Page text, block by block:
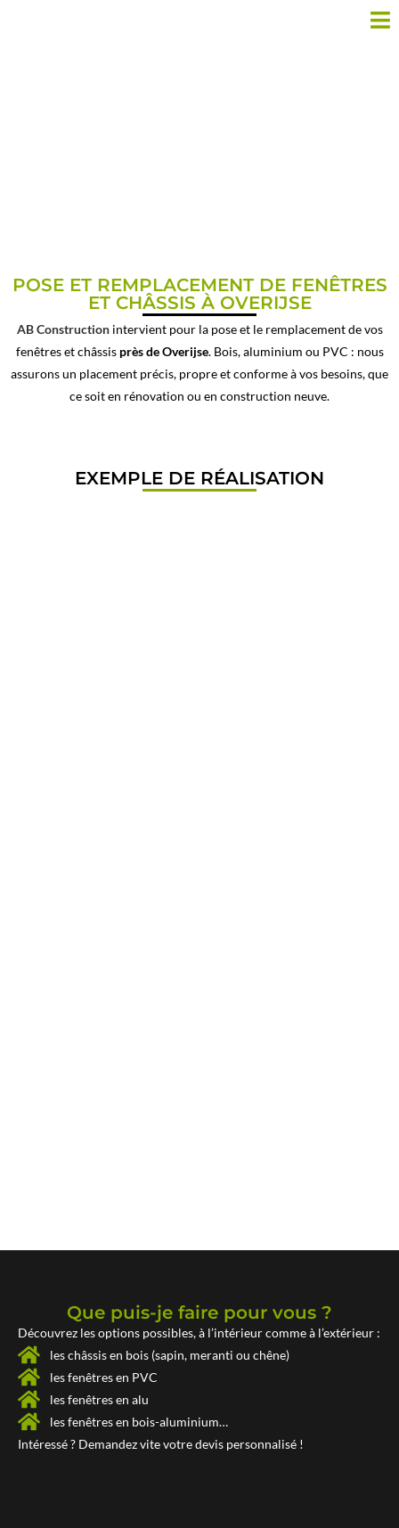
POSE DE PORTE ET CHÂSSIS
POSE ET REMPLACEMENT DE FENÊTRES
ET CHÂSSIS À OVERIJSE
AB Constructionintervient pour la pose et le remplacement de vos
fenêtres et châssis près de Overijse. Bois, aluminium ou PVC : nous
assurons un placement précis, propre et conforme à vos besoins, que
ce soit en rénovation ou en construction neuve.
EXEMPLE DE RÉALISATION
Que puis-je faire pour vous ?
Découvrez les options possibles, à l’intérieur comme à l’extérieur :
les châssis en bois (sapin, meranti ou chêne)
les fenêtres en PVC
les fenêtres en alu
les fenêtres en bois-aluminium…
Intéressé ? Demandez vite votredevis personnalisé !